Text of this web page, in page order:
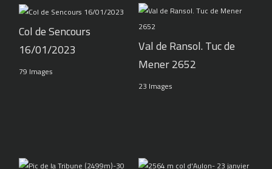
Col de Sencours
16/01/2023
79 Images
Val de Ransol. Tuc de
Mener 2652
23 Images